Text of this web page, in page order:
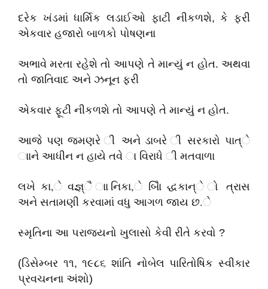
દરેક ખંડમાં ધાર્મિક લડાઈઓ ફાટી નીકળશે, કે ફરી
એકવાર હજારો બાળકો પોષણના
અભાવે મરતા રહેશે તો આપણે તે માન્યું ન હોત. અથવા
તો જાતિવાદ અને ઝનૂન ફરી
એકવાર ફૂટી નીકળશે તો આપણે તે માન્યું ન હોત.
આજે પણ જમણરે ી અને ડાબરે ી સરકારો પાત્ે
ાાને આધીન ન હાયે તવે ા વિરાધે ી મતવાળા
લખે કા,ે વજ્ઞ્ૈ ાાનિકા,ે બાિૈ દ્ધકાન્ે ો ત્રાસ
અને સતામણી કરવામાં વધુ આગળ જાય છ.ે
સ્મૃતિના આ પરાજયનો ખુલાસો કેવી રીતે કરવો ?
(ડિસેમ્બર ૧૧, ૧૯૮૬ શાંતિ નોબેલ પારિતોષિક સ્વીકાર
પ્રવચનના અંશો)